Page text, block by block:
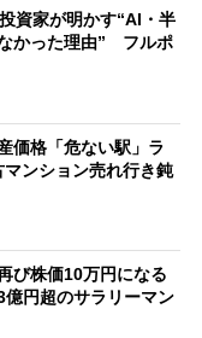
資家が明かす“AI・半
かった理由” フルポ
価格「危ない駅」ラ
マンション売れ行き鈍
び株価10万円になる
億円超のサラリーマン